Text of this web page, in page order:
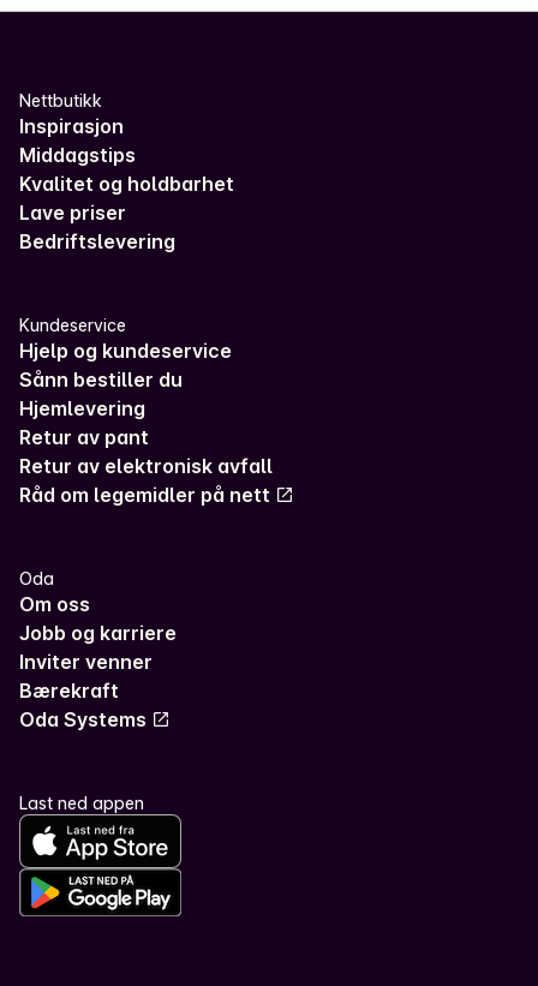
Nettbutikk
Inspirasjon
Middagstips
Kvalitet og holdbarhet
Lave priser
Bedriftslevering
Kundeservice
Hjelp og kundeservice
Sånn bestiller du
Hjemlevering
Retur av pant
Retur av elektronisk avfall
Råd om legemidler på nett
Oda
Om oss
Jobb og karriere
Inviter venner
Bærekraft
Oda Systems
Last ned appen